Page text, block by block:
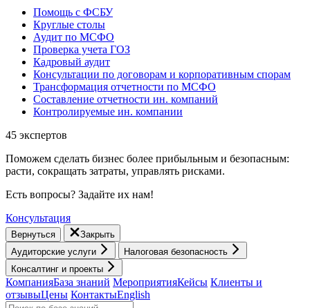
Помощь с ФСБУ
Круглые столы
Аудит по МСФО
Проверка учета ГОЗ
Кадровый аудит
Консультации по договорам и корпоративным спорам
Трансформация отчетности по МСФО
Составление отчетности ин. компаний
Контролируемые ин. компании
45 экспертов
Поможем сделать бизнес более прибыльным и безопасным:
расти, cокращать затраты, управлять рисками.
Есть вопросы? Задайте их нам!
Консультация
Вернуться
Закрыть
Аудиторские услуги
Налоговая безопасность
Консалтинг и проекты
КомпанияБаза знаний МероприятияКейсы Клиенты и
отзывыЦены КонтактыEnglish